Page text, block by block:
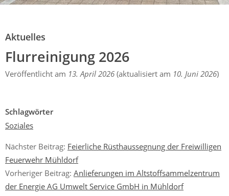
Aktuelles
Flurreinigung 2026
Veröffentlicht am 13. April 2026 (aktualisiert am 10. Juni 2026)
Schlagwörter
Soziales
Nächster Beitrag: Feierliche Rüsthaussegnung der Freiwilligen
Feuerwehr Mühldorf
Vorheriger Beitrag: Anlieferungen im Altstoffsammelzentrum
der Energie AG Umwelt Service GmbH in Mühldorf